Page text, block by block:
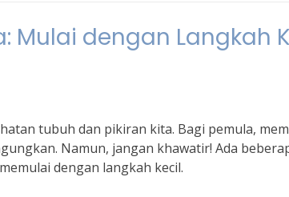
Mulai dengan Langkah
tubuh dan pikiran kita. Bagi pemula,
Namun, jangan khawatir! Ada
dengan langkah kecil.